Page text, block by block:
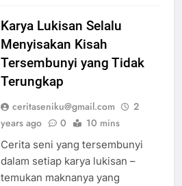
Karya Lukisan Selalu
Menyisakan Kisah
Tersembunyi yang Tidak
Terungkap
ceritaseniku@gmail.com
2
years ago
0 10 mins
Cerita seni yang tersembunyi
dalam setiap karya lukisan –
temukan maknanya yang